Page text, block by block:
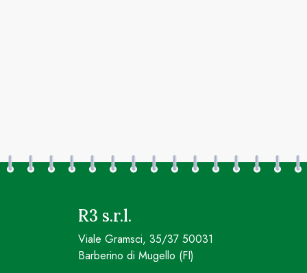
R3 s.r.l.
Viale Gramsci, 35/37 50031
Barberino di Mugello (FI)